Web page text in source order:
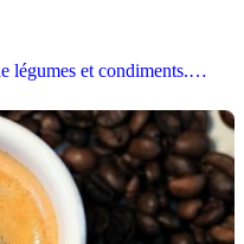
légumes et condiments.…